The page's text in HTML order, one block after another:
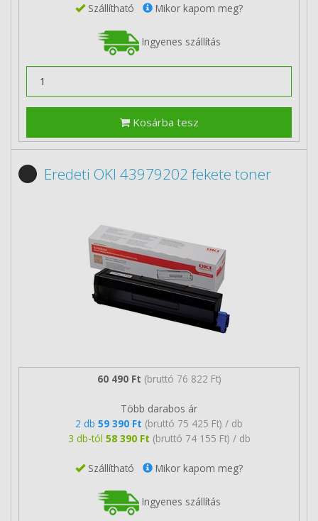
Szállítható Mikor kapom meg?
Ingyenes szállítás
Kosárba tesz
Eredeti OKI 43979202 fekete toner
60 490 Ft (bruttó 76 822 Ft)
Több darabos ár
2 db 59 390 Ft (bruttó 75 425 Ft) / db
3 db-tól 58 390 Ft (bruttó 74 155 Ft) / db
Szállítható Mikor kapom meg?
Ingyenes szállítás